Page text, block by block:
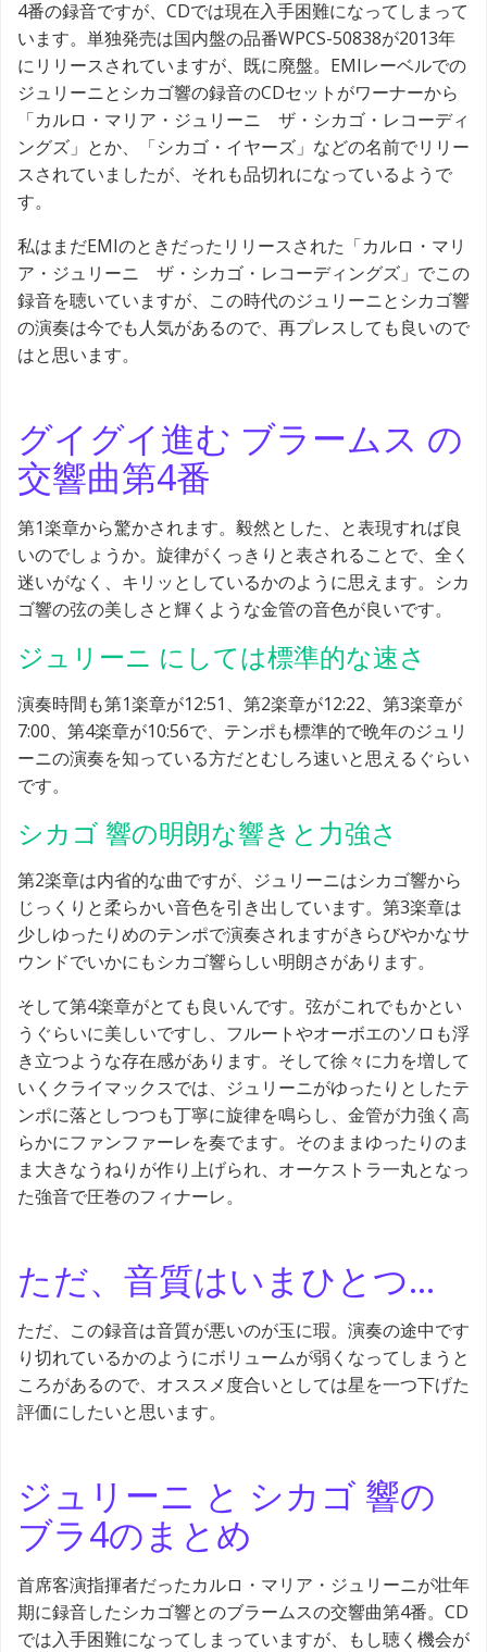
4番の録音ですが、CDでは現在入手困難になってしまって
います。単独発売は国内盤の品番WPCS-50838が2013年
にリリースされていますが、既に廃盤。EMIレーベルでの
ジュリーニとシカゴ響の録音のCDセットがワーナーから
「カルロ・マリア・ジュリーニ ザ・シカゴ・レコーディ
ングズ」とか、「シカゴ・イヤーズ」などの名前でリリー
スされていましたが、それも品切れになっているようで
す。
私はまだEMIのときだったリリースされた「カルロ・マリ
ア・ジュリーニ ザ・シカゴ・レコーディングズ」でこの
録音を聴いていますが、この時代のジュリーニとシカゴ響
の演奏は今でも人気があるので、再プレスしても良いので
はと思います。
グイグイ進む ブラームス の
交響曲第4番
第1楽章から驚かされます。毅然とした、と表現すれば良
いのでしょうか。旋律がくっきりと表されることで、全く
迷いがなく、キリッとしているかのように思えます。シカ
ゴ響の弦の美しさと輝くような金管の音色が良いです。
ジュリーニ にしては標準的な速さ
演奏時間も第1楽章が12:51、第2楽章が12:22、第3楽章が
7:00、第4楽章が10:56で、テンポも標準的で晩年のジュリ
ーニの演奏を知っている方だとむしろ速いと思えるぐらい
です。
シカゴ 響の明朗な響きと力強さ
第2楽章は内省的な曲ですが、ジュリーニはシカゴ響から
じっくりと柔らかい音色を引き出しています。第3楽章は
少しゆったりめのテンポで演奏されますがきらびやかなサ
ウンドでいかにもシカゴ響らしい明朗さがあります。
そして第4楽章がとても良いんです。弦がこれでもかとい
うぐらいに美しいですし、フルートやオーボエのソロも浮
き立つような存在感があります。そして徐々に力を増して
いくクライマックスでは、ジュリーニがゆったりとしたテ
ンポに落としつつも丁寧に旋律を鳴らし、金管が力強く高
らかにファンファーレを奏でます。そのままゆったりのま
ま大きなうねりが作り上げられ、オーケストラ一丸となっ
た強音で圧巻のフィナーレ。
ただ、音質はいまひとつ…
ただ、この録音は音質が悪いのが玉に瑕。演奏の途中です
り切れているかのようにボリュームが弱くなってしまうと
ころがあるので、オススメ度合いとしては星を一つ下げた
評価にしたいと思います。
ジュリーニ と シカゴ 響の
ブラ4のまとめ
首席客演指揮者だったカルロ・マリア・ジュリーニが壮年
期に録音したシカゴ響とのブラームスの交響曲第4番。CD
では入手困難になってしまっていますが、もし聴く機会が